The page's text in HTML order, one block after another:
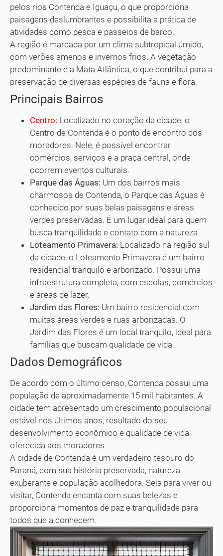
pelos rios Contenda e Iguaçu, o que proporciona
paisagens deslumbrantes e possibilita a prática de
atividades como pesca e passeios de barco.
A região é marcada por um clima subtropical úmido,
com verões amenos e invernos frios. A vegetação
predominante é a Mata Atlântica, o que contribui para a
preservação de diversas espécies de fauna e flora.
Principais Bairros
Centro: Localizado no coração da cidade, o
Centro de Contenda é o ponto de encontro dos
moradores. Nele, é possível encontrar
comércios, serviços e a praça central, onde
ocorrem eventos culturais.
Parque das Águas: Um dos bairros mais
charmosos de Contenda, o Parque das Águas é
conhecido por suas belas paisagens e áreas
verdes preservadas. É um lugar ideal para quem
busca tranquilidade e contato com a natureza.
Loteamento Primavera: Localizado na região sul
da cidade, o Loteamento Primavera é um bairro
residencial tranquilo e arborizado. Possui uma
infraestrutura completa, com escolas, comércios
e áreas de lazer.
Jardim das Flores: Um bairro residencial com
muitas áreas verdes e ruas arborizadas. O
Jardim das Flores é um local tranquilo, ideal para
famílias que buscam qualidade de vida.
Dados Demográficos
De acordo com o último censo, Contenda possui uma
população de aproximadamente 15 mil habitantes. A
cidade tem apresentado um crescimento populacional
estável nos últimos anos, resultado do seu
desenvolvimento econômico e qualidade de vida
oferecida aos moradores.
A cidade de Contenda é um verdadeiro tesouro do
Paraná, com sua história preservada, natureza
exuberante e população acolhedora. Seja para viver ou
visitar, Contenda encanta com suas belezas e
proporciona momentos de paz e tranquilidade para
todos que a conhecem.